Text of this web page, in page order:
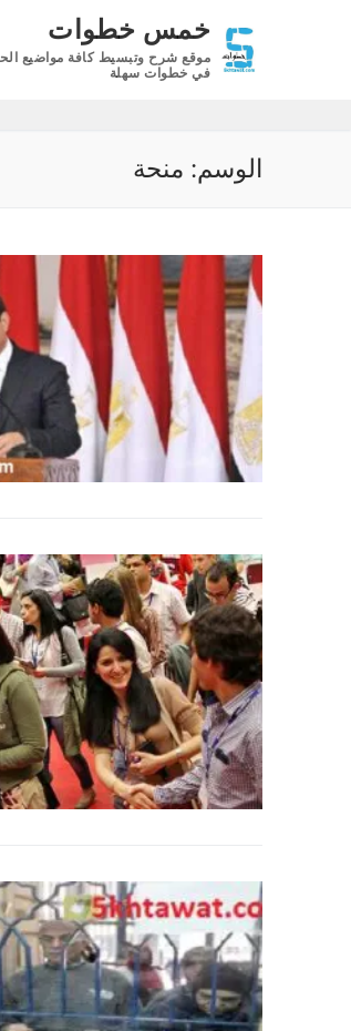
خمس خطوات
موقع شرح وتبسيط كافة مواضيع
في خطوات سهلة
الوسم: منحة